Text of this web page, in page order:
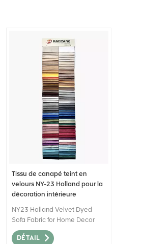
Tissu de canapé teint en
velours NY-23 Holland pour la
décoration intérieure
NY23 Holland Velvet Dyed
Sofa Fabric for Home Decor
peut être décrit comme un
matériau textile de haute
DÉTAIL